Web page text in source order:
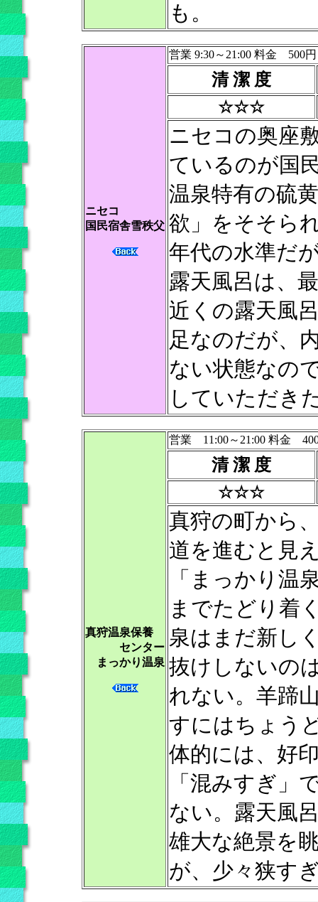
も。
ニセコ
国民宿舎雪秩父
営業 9:30～21:00 料金 500円
清 潔 度
☆☆☆
ニセコの奥座
ているのが国
温泉特有の硫
欲」をそそら
年代の水準だ
露天風呂は、
近くの露天風
足なのだが、
ない状態なの
していただき
真狩温泉保養
センター
まっかり温泉
営業 11:00～21:00 料金
清 潔 度
☆☆☆
真狩の町から
道を進むと見
「まっかり温
までたどり着
泉はまだ新し
抜けしないの
れない。羊蹄
すにはちょう
体的には、好
「混みすぎ」
ない。露天風
雄大な絶景を
が、少々狭す